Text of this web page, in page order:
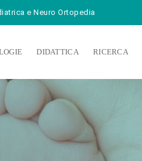
e Neuro Ortopedia
DIDATTICA RICERCA